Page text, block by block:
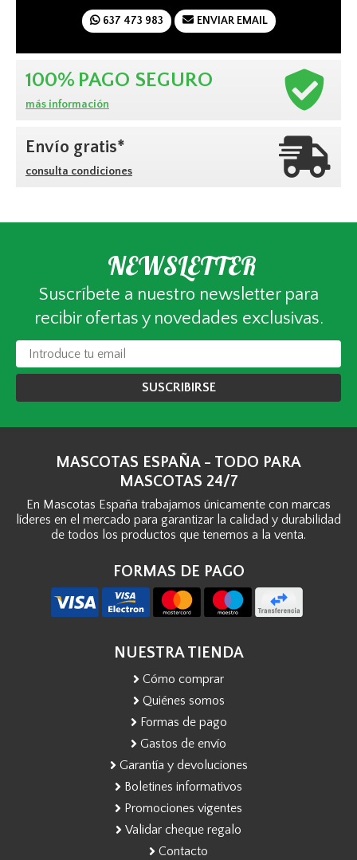
637 473 983 ENVIAR EMAIL
100% PAGO SEGURO
más información
Envío gratis*
consulta condiciones
NEWSLETTER
Suscríbete a nuestro newsletter para
recibir ofertas y novedades exclusivas.
SUSCRIBIRSE
MASCOTAS ESPAÑA - TODO PARA
MASCOTAS 24/7
En Mascotas España trabajamos únicamente con marcas
líderes en el mercado para garantizar la calidad y durabilidad
de todos los productos que tenemos a la venta.
FORMAS DE PAGO
NUESTRA TIENDA
Cómo comprar
Quiénes somos
Formas de pago
Gastos de envío
Garantía y devoluciones
Boletines informativos
Promociones vigentes
Validar cheque regalo
Contacto